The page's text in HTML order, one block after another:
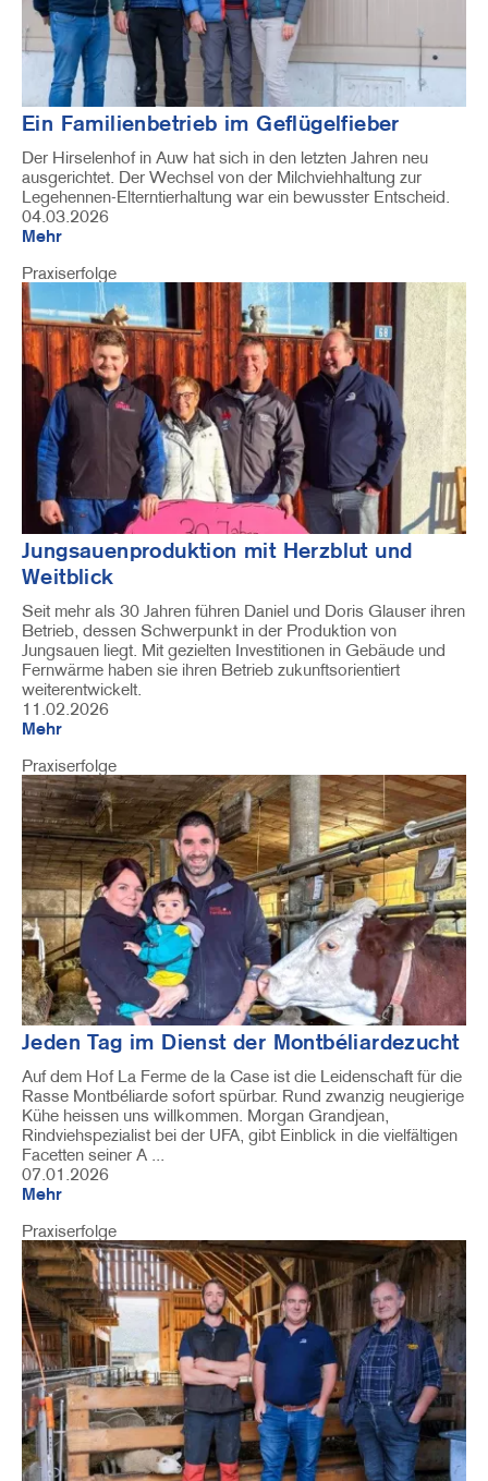
Ein Familienbetrieb im Geflügelfieber
Der Hirselenhof in Auw hat sich in den letzten Jahren neu
ausgerichtet. Der Wechsel von der Milchviehhaltung zur
Legehennen-Elterntierhaltung war ein bewusster Entscheid.
04.03.2026
Mehr
Praxiserfolge
Image
Jungsauenproduktion mit Herzblut und
Weitblick
Seit mehr als 30 Jahren führen Daniel und Doris Glauser ihren
Betrieb, dessen Schwerpunkt in der Produktion von
Jungsauen liegt. Mit gezielten Investitionen in Gebäude und
Fernwärme haben sie ihren Betrieb zukunftsorientiert
weiterentwickelt.
11.02.2026
Mehr
Praxiserfolge
Image
Jeden Tag im Dienst der Montbéliardezucht
Auf dem Hof La Ferme de la Case ist die Leidenschaft für die
Rasse Montbéliarde sofort spürbar. Rund zwanzig neugierige
Kühe heissen uns willkommen. Morgan Grandjean,
Rindviehspezialist bei der UFA, gibt Einblick in die vielfältigen
Facetten seiner A ...
07.01.2026
Mehr
Praxiserfolge
Image